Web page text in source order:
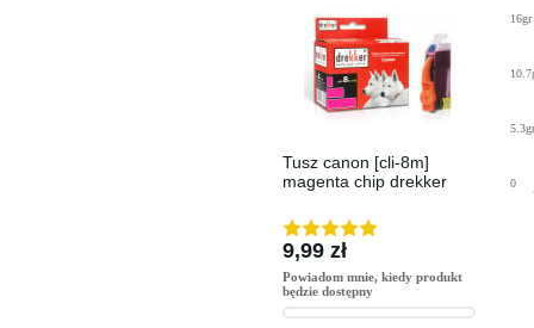
Tusz canon [cli-8m]
magenta chip drekker
9,99 zł
Powiadom mnie, kiedy produkt
będzie dostępny
16gr
5.3gr
0